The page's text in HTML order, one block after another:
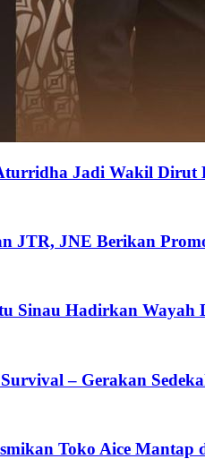
Jadi Wakil Dirut
JTR, JNE Berikan
Sinau Hadirkan
– Gerakan
Toko Aice